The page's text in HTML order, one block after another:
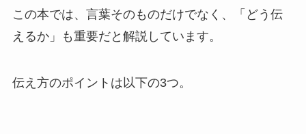
この本では、言葉そのものだけでなく、「どう伝
えるか」も重要だと解説しています。
伝え方のポイントは以下の3つ。